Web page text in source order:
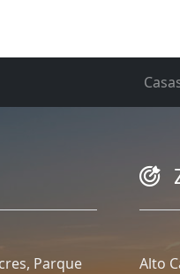
Parque
Alto